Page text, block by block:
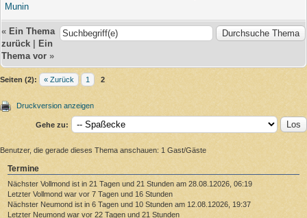
Munin
« Ein Thema
zurück
Ein
Thema vor »
Seiten (2): « Zurück 1 2
Druckversion anzeigen
Gehe zu:
Benutzer, die gerade dieses Thema anschauen: 1 Gast/Gäste
Termine
Nächster Vollmond ist in 21 Tagen und 21 Stunden am 28.08.12026, 06:19
Letzter Vollmond war vor 7 Tagen und 16 Stunden
Nächster Neumond ist in 6 Tagen und 10 Stunden am 12.08.12026, 19:37
Letzter Neumond war vor 22 Tagen und 21 Stunden